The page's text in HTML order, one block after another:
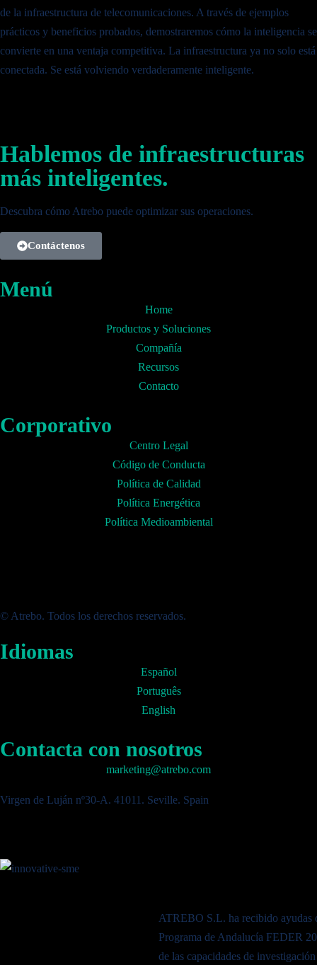
de la infraestructura de telecomunicaciones. A través de ejemplos
prácticos y beneficios probados, demostraremos cómo la inteligencia se
convierte en una ventaja competitiva. La infraestructura ya no solo está
conectada. Se está volviendo verdaderamente inteligente.
Hablemos de infraestructuras
más inteligentes.
Descubra cómo Atrebo puede optimizar sus operaciones.
Contáctenos
Menú
Home
Productos y Soluciones
Compañía
Recursos
Contacto
Corporativo
Centro Legal
Código de Conducta
Política de Calidad
Política Energética
Política Medioambiental
© Atrebo. Todos los derechos reservados.
Idiomas
Español
Português
English
Contacta con nosotros
marketing@atrebo.com
Virgen de Luján nº30-A. 41011. Seville. Spain
ATREBO S.L. ha recibido ayudas
Programa de Andalucía FEDER
de las capacidades de